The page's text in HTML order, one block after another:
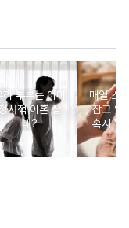
리 부부는 이미
정서적 이혼 상
태?
매일 스
잡고 있
혹시